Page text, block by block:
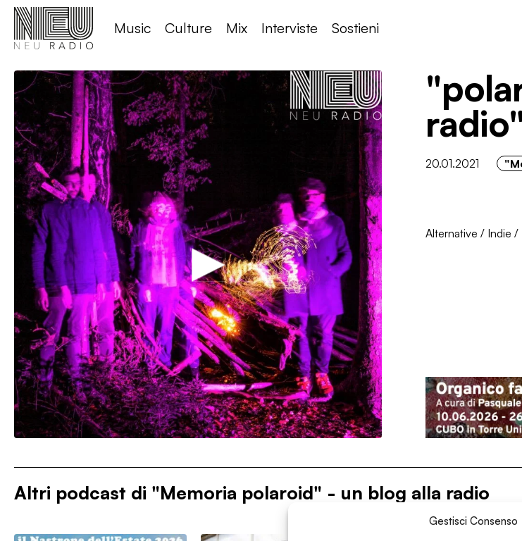
Gestisci Consenso
Music Culture Mix Interviste Sostieni
20.01.2021
Alternative / Indie /
Altri podcast di "Memoria polaroid" - un blog alla radio